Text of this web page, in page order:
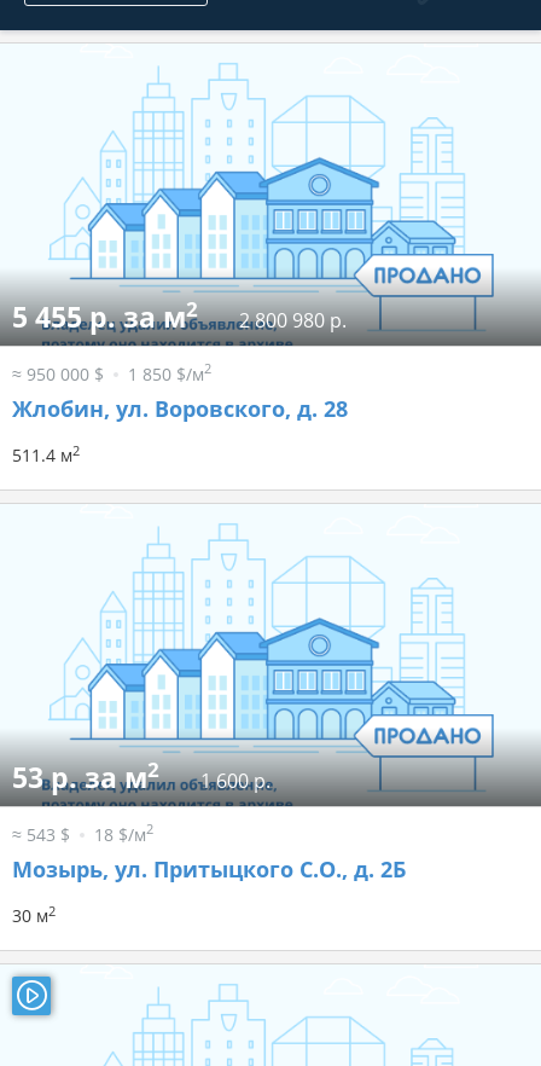
5 455 р. за м2 2 800 980 р.
≈ 950 000 $ 1 850 $/м2
Жлобин, ул. Воровского, д. 28
511.4 м2
53 р. за м2 1 600 р.
≈ 543 $ 18 $/м2
Мозырь, ул. Притыцкого С.О., д. 2Б
30 м2